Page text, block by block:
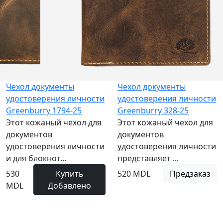
Чехол документы
удостоверения личности
Greenburry 1794-25
Этот кожаный чехол для
документов
удостоверения личности
и для блокнот...
530
MDL
Купить
Добавлено
Чехол документы
удостоверения личности
Greenburry 328-25
Этот кожаный чехол для
документов
удостоверения личности
представляет ...
520 MDL
Предзаказ